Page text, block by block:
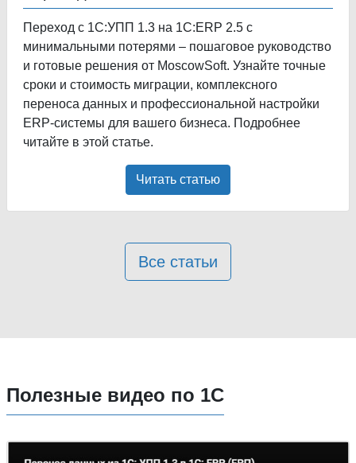
Переход с 1С:УПП 1.3 на 1С:ERP 2.5 с
минимальными потерями – пошаговое руководство
и готовые решения от MoscowSoft. Узнайте точные
сроки и стоимость миграции, комплексного
переноса данных и профессиональной настройки
ERP-системы для вашего бизнеса. Подробнее
читайте в этой статье.
Читать статью
Все статьи
Полезные видео по 1С